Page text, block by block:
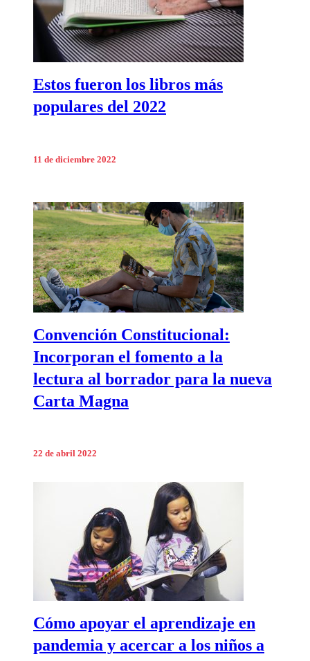
Estos fueron los libros más
populares del 2022
11 de diciembre 2022
Convención Constitucional:
Incorporan el fomento a la
lectura al borrador para la nueva
Carta Magna
22 de abril 2022
Cómo apoyar el aprendizaje en
pandemia y acercar a los niños a